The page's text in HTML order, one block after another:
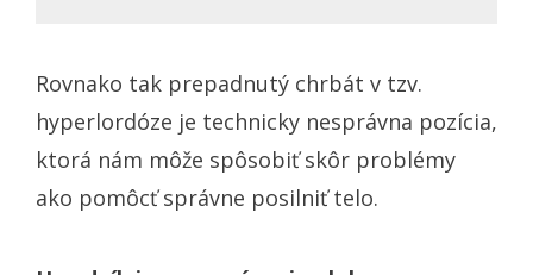
Rovnako tak prepadnutý chrbát v tzv.
hyperlordóze je technicky nesprávna pozícia,
ktorá nám môže spôsobiť skôr problémy
ako pomôcť správne posilniť telo.